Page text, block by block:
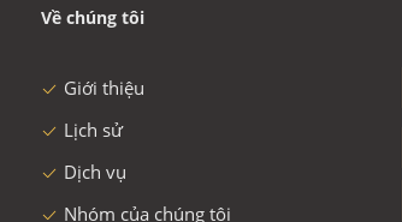
Về chúng tôi
Giới thiệu
Lịch sử
Dịch vụ
Nhóm của chúng tôi